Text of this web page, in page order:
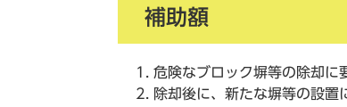
補助額
危険なブロック塀等の除却に
除却後に、新たな塀等の設置